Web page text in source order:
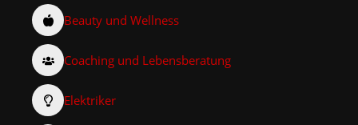
Beauty und Wellness
Coaching und Lebensberatung
Elektriker